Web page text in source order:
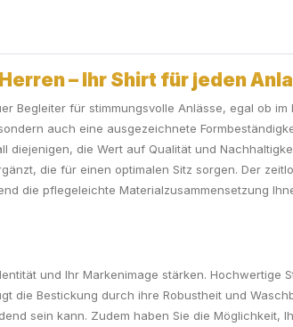
– Ihr Shirt für jeden
Begleiter für stimmungsvolle Anlässe, egal ob
auch eine ausgezeichnete
die Wert auf Qualität und
die für einen optimalen Sitz sorgen. Der
die pflegeleichte Materialzusammensetzung
und Ihr Markenimage stärken. Hochwertige
die Bestickung durch ihre Robustheit und
sein kann. Zudem haben Sie die Möglichkeit,